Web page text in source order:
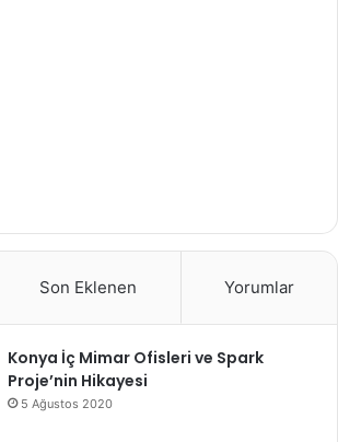
Son Eklenen Yorumlar
Konya İç Mimar Ofisleri ve Spark
Proje’nin Hikayesi
5 Ağustos 2020